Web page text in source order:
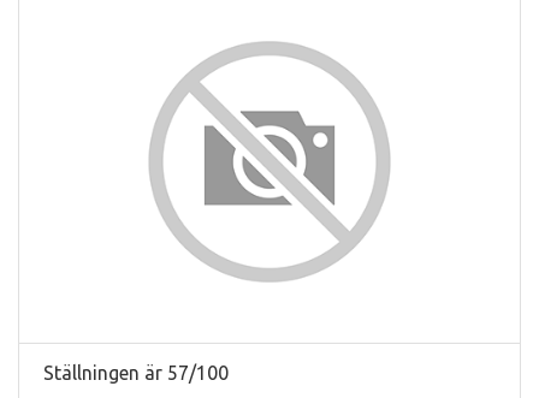
Ställningen är 57/100